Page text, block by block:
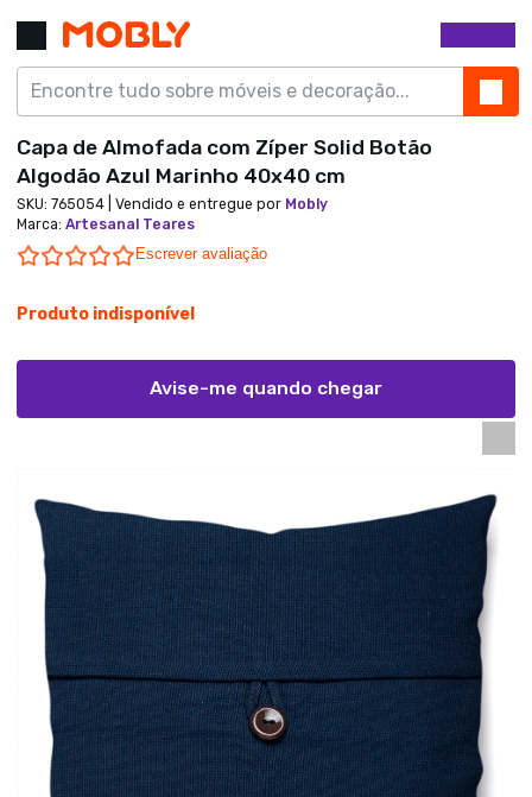
Capa de Almofada com Zíper Solid Botão
Algodão Azul Marinho 40x40 cm
SKU: 765054 | Vendido e entregue por Mobly
Marca: Artesanal Teares
0.0 star rating
Escrever avaliação
Produto indisponível
Avise-me quando chegar